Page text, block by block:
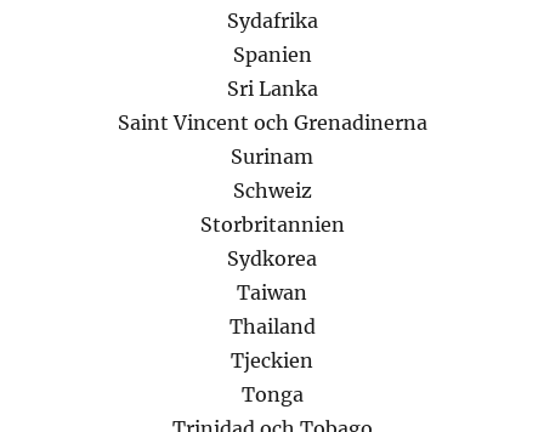
Sydafrika
Spanien
Sri Lanka
Saint Vincent och Grenadinerna
Surinam
Schweiz
Storbritannien
Sydkorea
Taiwan
Thailand
Tjeckien
Tonga